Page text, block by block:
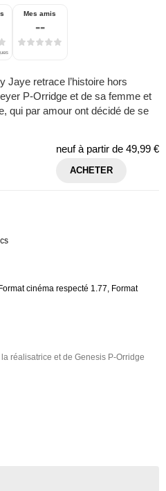
Mes amis
--
Jaye retrace l’histoire hors
P-Orridge et de sa femme et
qui par amour ont décidé de se
neuf à partir de 49,99 €
ACHETER
cinéma respecté 1.77, Format
réalisatrice et de Genesis P-Orridge